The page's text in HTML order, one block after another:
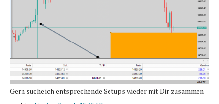
Gern suche ich entsprechende Setups wieder mit Dir zusammen